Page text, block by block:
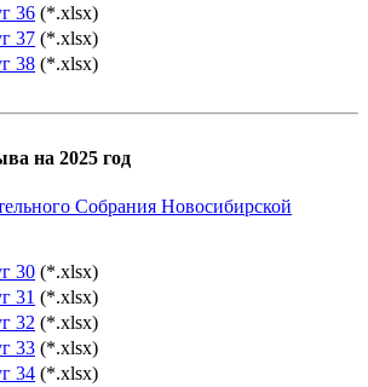
36 (*.xlsx)
37 (*.xlsx)
38 (*.xlsx)
на 2025 год
Собрания Новосибирской
30 (*.xlsx)
31 (*.xlsx)
32 (*.xlsx)
33 (*.xlsx)
34 (*.xlsx)